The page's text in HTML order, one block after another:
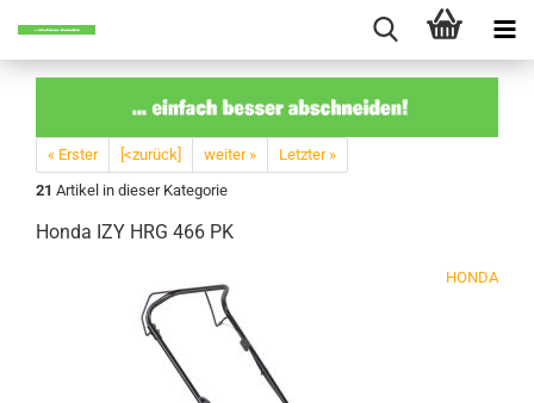
« Erster [<zurück] weiter »
Letzter »
21 Artikel in dieser Kategorie
Honda IZY HRG 466 PK
HONDA